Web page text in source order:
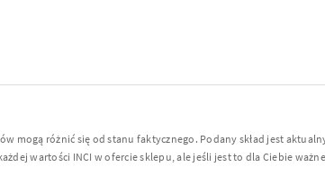
mogą różnić się od stanu faktycznego. Podany skład jest
wartości INCI w ofercie sklepu, ale jeśli jest to dla Ciebie